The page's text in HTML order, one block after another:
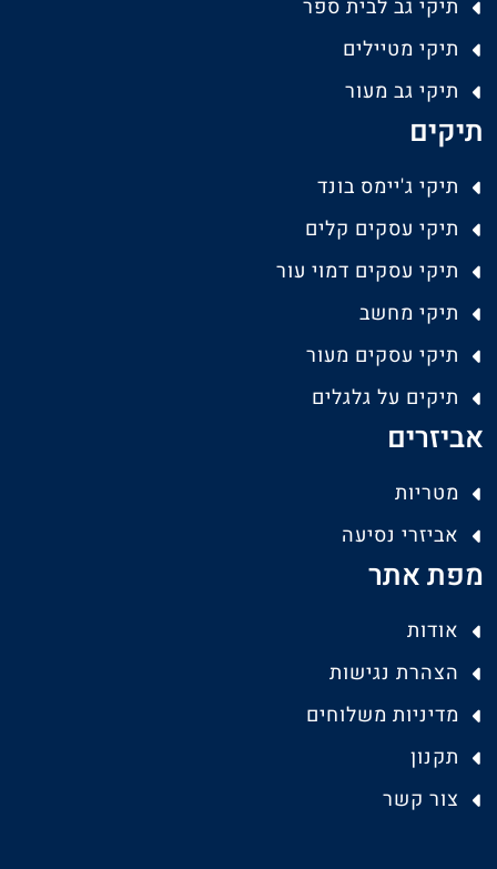
תיקי גב לבית ספר
תיקי מטיילים
תיקי גב מעור
תיקים
תיקי ג'יימס בונד
תיקי עסקים קלים
תיקי עסקים דמוי עור
תיקי מחשב
תיקי עסקים מעור
תיקים על גלגלים
אביזרים
מטריות
אביזרי נסיעה
מפת אתר
אודות
הצהרת נגישות
מדיניות משלוחים
תקנון
צור קשר